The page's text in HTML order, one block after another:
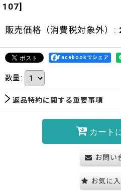
107]
販売価格（消費税対象外） :
Facebookでシェア
数量:
返品特約に関する重要事項
カート
お問い
お気に